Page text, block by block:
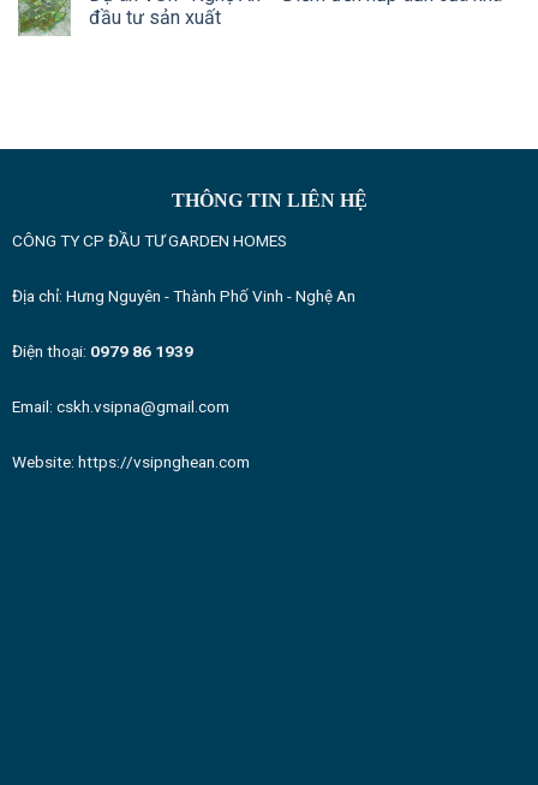
đầu tư sản xuất
THÔNG TIN LIÊN HỆ
CÔNG TY CP ĐẦU TƯ GARDEN HOMES
Địa chỉ: Hưng Nguyên - Thành Phố Vinh - Nghệ An
Điện thoại: 0979 86 1939
Email: cskh.vsipna@gmail.com
Website: https://vsipnghean.com